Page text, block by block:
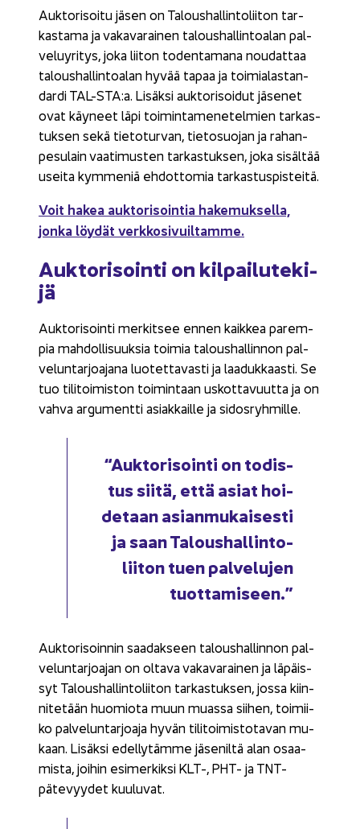
Auk­to­ri­soi­tu jäsen on Ta­lous­hal­lin­to­lii­ton tar­
kas­ta­ma ja va­ka­va­rai­nen ta­lous­hal­lin­toa­lan pal­
ve­lu­yri­tys, joka lii­ton to­den­ta­ma­na nou­dat­taa
ta­lous­hal­lin­toa­lan hyvää tapaa ja toi­mia­las­tan­
dar­di TAL-​STA:a. Li­säk­si auk­to­ri­soi­dut jä­se­net
ovat käy­neet läpi toi­min­ta­me­ne­tel­mien tar­kas­
tuk­sen sekä tie­to­tur­van, tie­to­suo­jan ja ra­han­
pe­su­lain vaa­ti­mus­ten tar­kas­tuk­sen, joka si­säl­tää
usei­ta kym­me­niä eh­dot­to­mia tar­kas­tus­pis­tei­tä.
Voit hakea auk­to­ri­soin­tia ha­ke­muk­sel­la,
jonka löy­dät verk­ko­si­vuil­tam­me.
Auk­to­ri­soin­ti on kil­pai­lu­te­ki­
jä
Auk­to­ri­soin­ti mer­kit­see ennen kaik­kea pa­rem­
pia mah­dol­li­suuk­sia toi­mia ta­lous­hal­lin­non pal­
ve­lun­tar­joa­ja­na luo­tet­ta­vas­ti ja laa­duk­kaas­ti. Se
tuo ti­li­toi­mis­ton toi­min­taan us­kot­ta­vuut­ta ja on
vahva ar­gu­ment­ti asiak­kail­le ja si­dos­ryh­mil­le.
“Auk­to­ri­soin­ti on to­dis­
tus siitä, että asiat hoi­
de­taan asian­mu­kai­ses­ti
ja saan Ta­lous­hal­lin­to­
lii­ton tuen pal­ve­lu­jen
tuot­ta­mi­seen.”
Auk­to­ri­soin­nin saa­dak­seen ta­lous­hal­lin­non pal­
ve­lun­tar­joa­jan on ol­ta­va va­ka­va­rai­nen ja lä­päis­
syt Ta­lous­hal­lin­to­lii­ton tar­kas­tuk­sen, jossa kiin­
ni­te­tään huo­mio­ta muun muas­sa sii­hen, toi­mii­
ko pal­ve­lun­tar­joa­ja hyvän ti­li­toi­mis­to­ta­van mu­
kaan. Li­säk­si edel­ly­täm­me jä­se­nil­tä alan osaa­
mis­ta, joi­hin esi­mer­kik­si KLT-, PHT- ja TNT-​
pätevyydet kuu­lu­vat.